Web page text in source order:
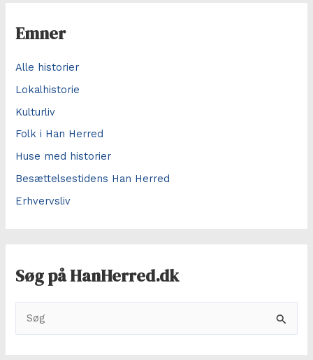
Emner
Alle historier
Lokalhistorie
Kulturliv
Folk i Han Herred
Huse med historier
Besættelsestidens Han Herred
Erhvervsliv
Søg på HanHerred.dk
ø